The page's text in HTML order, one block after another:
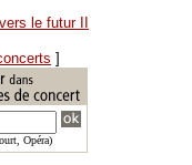
le futur II
]
Opéra)